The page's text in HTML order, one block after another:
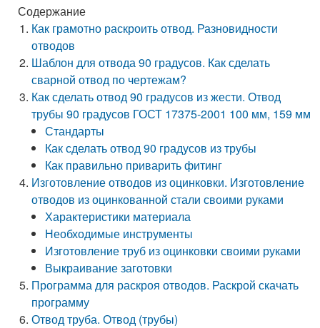
Содержание
Как грамотно раскроить отвод. Разновидности
отводов
Шаблон для отвода 90 градусов. Как сделать
сварной отвод по чертежам?
Как сделать отвод 90 градусов из жести. Отвод
трубы 90 градусов ГОСТ 17375-2001 100 мм, 159 мм
Стандарты
Как сделать отвод 90 градусов из трубы
Как правильно приварить фитинг
Изготовление отводов из оцинковки. Изготовление
отводов из оцинкованной стали своими руками
Характеристики материала
Необходимые инструменты
Изготовление труб из оцинковки своими руками
Выкраивание заготовки
Программа для раскроя отводов. Раскрой скачать
программу
Отвод труба. Отвод (трубы)